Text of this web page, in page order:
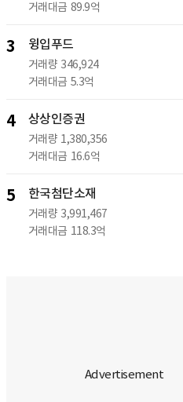
거래대금 89.9억
3 윙입푸드
거래량 346,924
거래대금 5.3억
4 상상인증권
거래량 1,380,356
거래대금 16.6억
5 한국첨단소재
거래량 3,991,467
거래대금 118.3억